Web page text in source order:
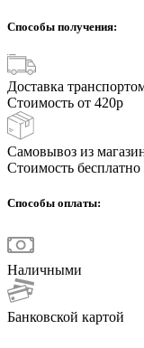
Способы получения:
Доставка
Стоимость от 420р
Самовывоз из
Стоимость бесплатно
Способы оплаты:
Наличными
Банковской картой